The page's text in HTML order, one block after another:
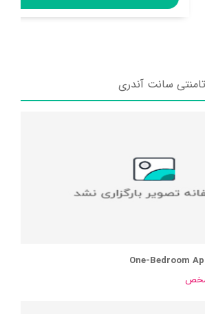
سانت آندری
One-Bedroom